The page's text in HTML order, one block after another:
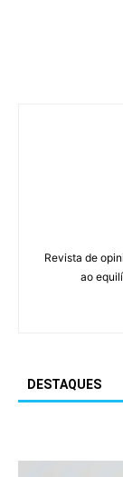
Revista de
ao
DESTAQUES